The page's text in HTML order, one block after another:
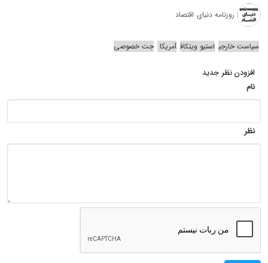
روزنامه دنیای اقتصاد
سیاست خارجی استیو ویتکاف آمریکا جت خصوصی
افزودن نظر جدید
نام
نظر